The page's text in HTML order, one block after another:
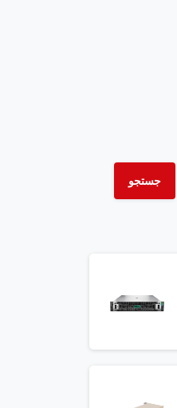
جستجو